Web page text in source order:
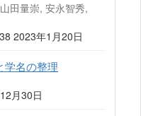
田量崇, 安永智秀,
2023年1月20日
学名の整理
月30日